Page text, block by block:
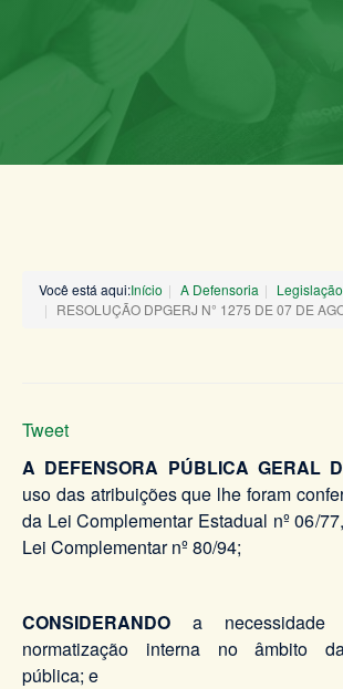
Você está aqui:Início A Defensoria
Legislação
RESOLUÇÃO DPGERJ N° 1275 DE 07 DE
Tweet
A DEFENSORA PÚBLICA GERAL
uso das atribuições que lhe foram
da Lei Complementar Estadual nº 06/
Lei Complementar nº 80/94;
CONSIDERANDO a
normatização interna no âmbito
pública; e